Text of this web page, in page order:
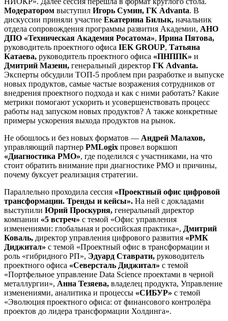
Модератором выступил Игорь Сумин, ГК Advanta. В
дискуссии приняли участие Екатерина Билык, начальник
отдела сопровождения программы развития Академии, АНО
ДПО «Техническая Академия Росатома», Ирина Пятова,
руководитель проектного офиса IEK GROUP, Татьяна
Катаева, руководитель проектного офиса «ПНППК» и
Дмитрий Мазеин, генеральный директор ГК Advanta.
Эксперты обсудили ТОП-5 проблем при разработке и выпуске
новых продуктов, самые частые возражения сотрудников от
внедрения проектного подхода и как с ними работать? Какие
метрики помогают ускорить и усовершенствовать процесс
работы над запуском новых продуктов? А также конкретные
примеры ускорения выхода продуктов на рынок.
Не обошлось и без новых форматов — Андрей Малахов,
управляющий партнер PMLogix провел воркшоп
«Диагностика РМО», где поделился с участниками, на что
стоит обратить внимание при диагностике РМО и причины,
почему буксует реализация стратегии.
Параллельно проходила сессия «Проектный офис цифровой
трансформации. Тренды и кейсы». На ней с докладами
выступили Юрий Проскурня, генеральный директор
компании «5 встреч» с темой «Офис управления
изменениями: глобальная и российская практика», Дмитрий
Коваль, директор управления цифрового развития «РМК
Диджитал» с темой «Проектный офис в трансформации и
роль «гибридного РП», Эдуард Ставрати, руководитель
проектного офиса «Северсталь Диджитал» с темой
«Портфельное управление Data Science проектами в черной
металлургии», Анна Тезяева, владелец продукта, Управление
изменениями, аналитика и процессы «СИБУР» с темой
«Эволюция проектного офиса: от финансового контролёра
проектов до лидера трансформации Холдинга».